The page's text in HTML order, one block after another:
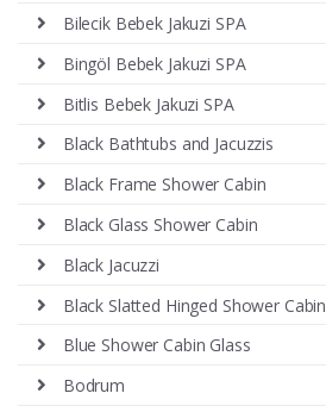
Bilecik Bebek Jakuzi SPA
Bingöl Bebek Jakuzi SPA
Bitlis Bebek Jakuzi SPA
Black Bathtubs and Jacuzzis
Black Frame Shower Cabin
Black Glass Shower Cabin
Black Jacuzzi
Black Slatted Hinged Shower Cabin
Blue Shower Cabin Glass
Bodrum